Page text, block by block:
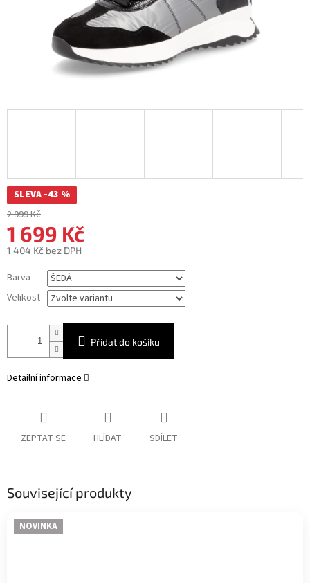
SLEVA -43 %
2 999 Kč
1 699 Kč
1 404 Kč bez DPH
cena:
Barva
Velikost
Přidat do košíku
Detailní informace
ZEPTAT SE HLÍDAT SDÍLET
Související produkty
NOVINKA